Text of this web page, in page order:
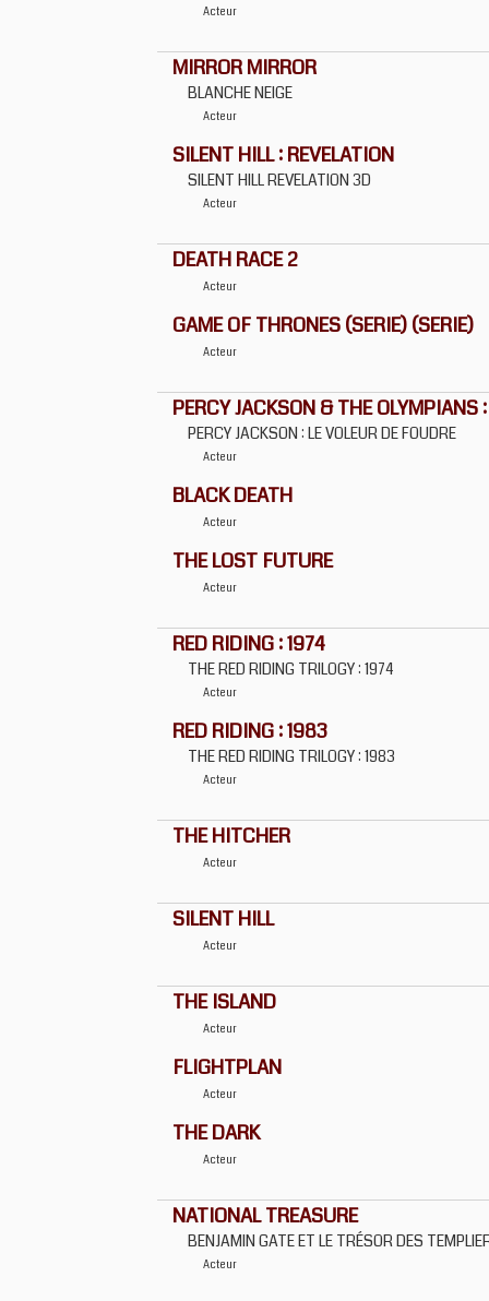
Acteur
MIRROR MIRROR
BLANCHE NEIGE
Acteur
SILENT HILL : REVELATION
SILENT HILL REVELATION 3D
Acteur
DEATH RACE 2
Acteur
GAME OF THRONES (SERIE) (SERIE)
Acteur
PERCY JACKSON & THE
PERCY JACKSON : LE VOLEUR DE FOUDRE
Acteur
BLACK DEATH
Acteur
THE LOST FUTURE
Acteur
RED RIDING : 1974
THE RED RIDING TRILOGY : 1974
Acteur
RED RIDING : 1983
THE RED RIDING TRILOGY : 1983
Acteur
THE HITCHER
Acteur
SILENT HILL
Acteur
THE ISLAND
Acteur
FLIGHTPLAN
Acteur
THE DARK
Acteur
NATIONAL TREASURE
BENJAMIN GATE ET LE TRÉSOR DES
Acteur